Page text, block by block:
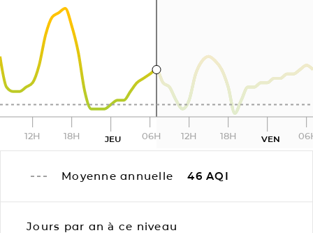
12H 18H JEU 06H 12H 18H VEN
Moyenne annuelle 46 AQI
Jours par an à ce niveau